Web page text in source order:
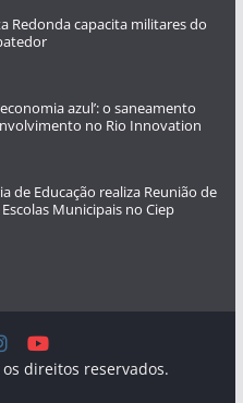
Redonda capacita militares do
azul’: o saneamento
no Rio Innovation
de Educação realiza Reunião de
Municipais no Ciep
direitos reservados.